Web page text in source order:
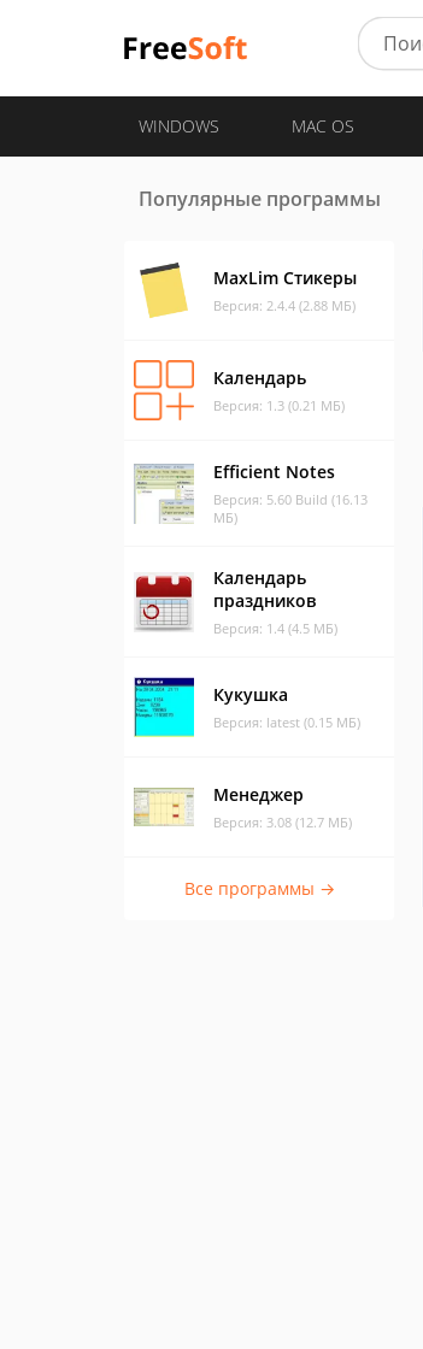
WINDOWS MAC OS
Популярные программы
MaxLim Стикеры
Версия: 2.4.4 (2.88 МБ)
Календарь
Версия: 1.3 (0.21 МБ)
Efficient Notes
Версия: 5.60 Build (16.13
МБ)
Календарь
праздников
Версия: 1.4 (4.5 МБ)
Кукушка
Версия: latest (0.15 МБ)
Менеджер
Версия: 3.08 (12.7 МБ)
Все программы →